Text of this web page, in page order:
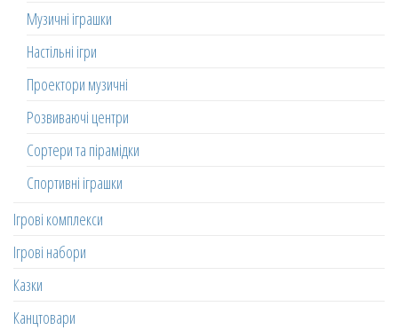
Музичні іграшки
Настільні ігри
Проектори музичні
Розвиваючі центри
Сортери та пірамідки
Спортивні іграшки
Ігрові комплекси
Ігрові набори
Казки
Канцтовари